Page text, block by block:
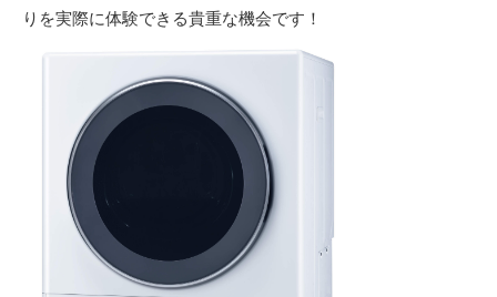
りを実際に体験できる貴重な機会です！